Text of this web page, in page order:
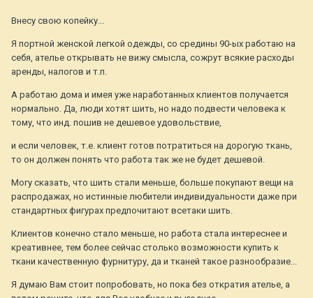
Внесу свою копейку...
Я портной женской легкой одежды, со средины 90-ых работаю на
себя, ателье открывать не вижу смысла, сожрут всякие расходы
аренды, налогов и т.п.
А работаю дома и имея уже наработанных клиентов получается
нормально. Да, люди хотят шить, но надо подвести человека к
тому, что инд. пошив не дешевое удовольствие,
и если человек, т.е. клиент готов потратиться на дорогую ткань,
то он должен понять что работа так же не будет дешевой.
Могу сказать, что шить стали меньше, больше покупают вещи на
распродажах, но истинные любители индивидуальности даже при
стандартных фигурах предпочитают всетаки шить.
Клиентов конечно стало меньше, но работа стала интереснее и
креативнее, тем более сейчас столько возможности купить к
ткани качественную фурнитуру, да и тканей такое разнообразие...
Я думаю Вам стоит попробовать, но пока без откратия ателье, а